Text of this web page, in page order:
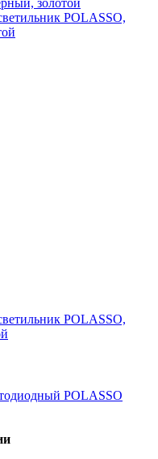
POLASSO,
POLASSO,
POLASSO